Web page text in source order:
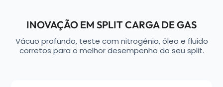
INOVAÇÃO EM SPLIT CARGA DE GAS
Vácuo profundo, teste com nitrogênio, óleo e fluido
corretos para o melhor desempenho do seu split.